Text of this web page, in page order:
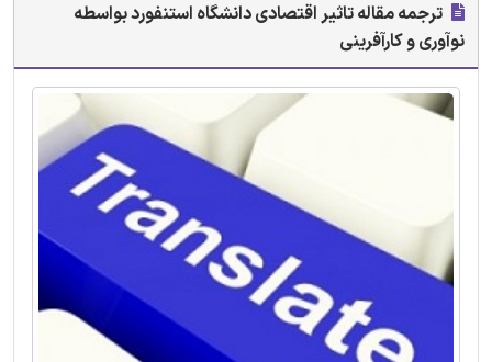
ترجمه مقاله تاثیر اقتصادی دانشگاه استنفورد بواسطه
نوآوری و کارآفرینی